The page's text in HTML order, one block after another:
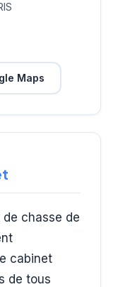
Maps
chasse de
cabinet
de tous